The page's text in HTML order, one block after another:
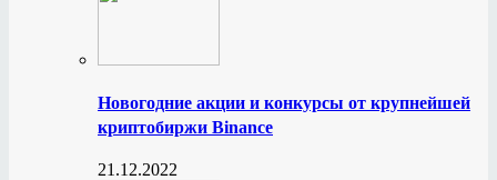
Новогодние акции и конкурсы от крупнейшей
криптобиржи Binance
21.12.2022